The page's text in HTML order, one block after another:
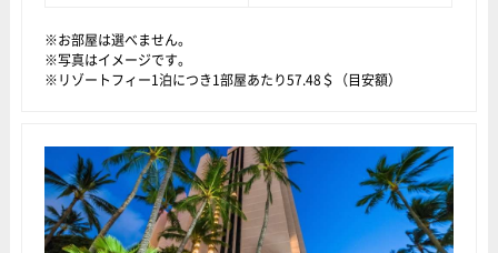
お部屋は選べません。
写真はイメージです。
リゾートフィー1泊につき1部屋あたり57.48＄（目安額）